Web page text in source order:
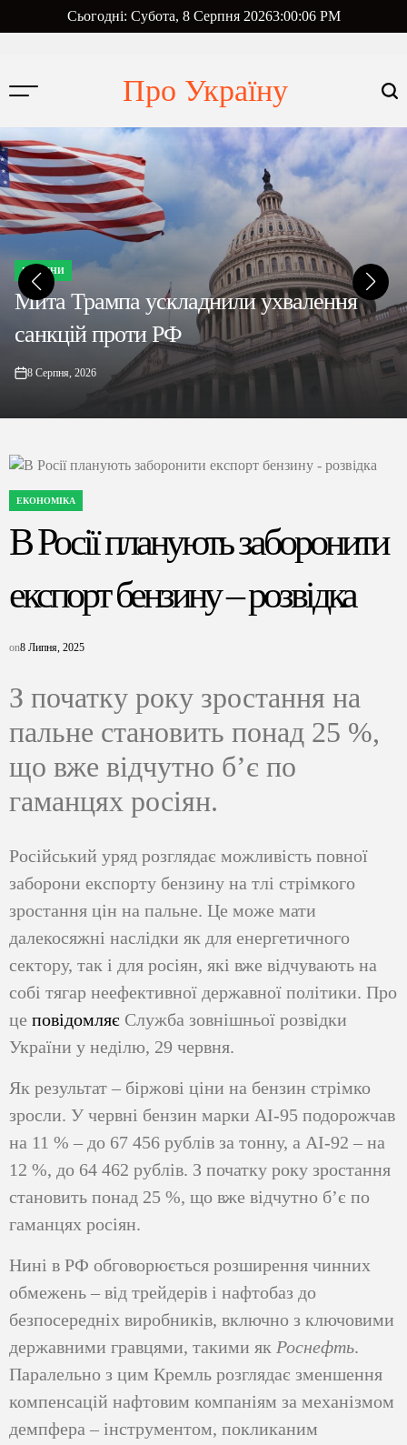
до
Сьогодні: Субота, 8 Серпня 20263:00:07 PM
Про Україну
ОПУБЛІКУВАТИ
У
НОВИНИ
Мита Трампа ускладнили ухвалення
санкцій проти РФ
on
8 Серпня, 2026
ОПУБЛІКУВАТИ
ЕКОНОМІКА
В Росії планують заборонити
експорт бензину – розвідка
on8 Липня, 2025
З початку року зростання на
пальне становить понад 25 %,
що вже відчутно б’є по
гаманцях росіян.
Російський уряд розглядає можливість повної
заборони експорту бензину на тлі стрімкого
зростання цін на пальне. Це може мати
далекосяжні наслідки як для енергетичного
сектору, так і для росіян, які вже відчувають на
собі тягар неефективної державної політики. Про
це повідомляє Служба зовнішньої розвідки
України у неділю, 29 червня.
Як результат – біржові ціни на бензин стрімко
зросли. У червні бензин марки АІ-95 подорожчав
на 11 % – до 67 456 рублів за тонну, а АІ-92 – на
12 %, до 64 462 рублів. З початку року зростання
становить понад 25 %, що вже відчутно б’є по
гаманцях росіян.
Нині в РФ обговорюється розширення чинних
обмежень – від трейдерів і нафтобаз до
безпосередніх виробників, включно з ключовими
державними гравцями, такими як Роснефть.
Паралельно з цим Кремль розглядає зменшення
компенсацій нафтовим компаніям за механізмом
демпфера – інструментом, покликаним